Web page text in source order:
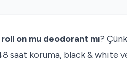
roll on mu deodorant mı?
saat koruma, black & white